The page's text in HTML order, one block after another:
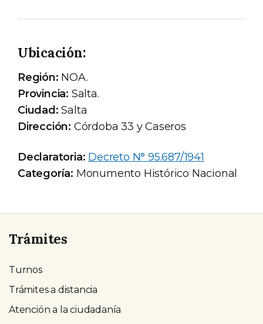
Ubicación:
Región: NOA.
Provincia: Salta.
Ciudad: Salta
Dirección: Córdoba 33 y Caseros
Declaratoria: Decreto N° 95.687/1941
Categoría: Monumento Histórico Nacional
Trámites
Turnos
Trámites a distancia
Atención a la ciudadanía